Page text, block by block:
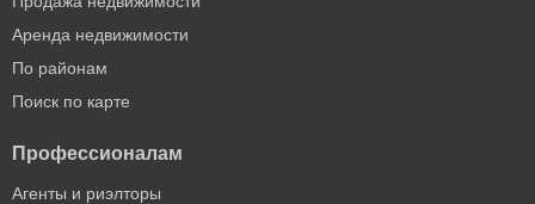
Аренда недвижимости
По районам
Поиск по карте
Профессионалам
Агенты и риэлторы